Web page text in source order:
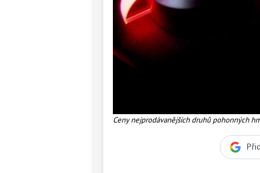
Ceny nejprodávanějších druhů pohonných